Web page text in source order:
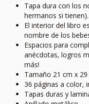
Tapa dura con los
hermanos si tienen).
El interior del libro
nombre de los
Espacios para
anécdotas, logros
más!
Tamaño 21 cm x
36 páginas a color,
Tapas duras y